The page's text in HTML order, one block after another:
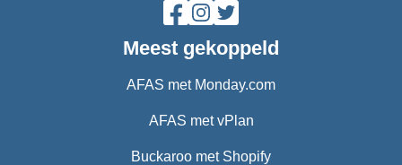
Meest gekoppeld
AFAS met Monday.com
AFAS met vPlan
Buckaroo met Shopify